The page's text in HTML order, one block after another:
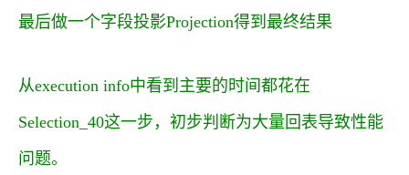
最后做一个字段投影Projection得到最终结果
从execution info中看到主要的时间都花在
Selection_40这一步，初步判断为大量回表导致性能
问题。